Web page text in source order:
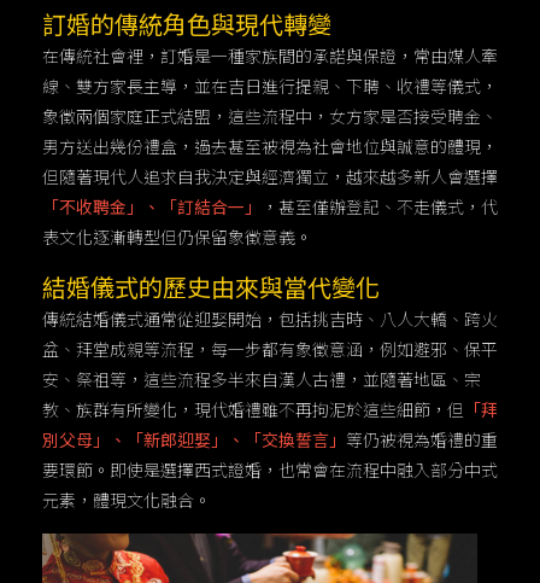
訂婚的傳統角色與現代轉變
在傳統社會裡，訂婚是一種家族間的承諾與保證，常由媒人牽
線、雙方家長主導，並在吉日進行提親、下聘、收禮等儀式，
象徵兩個家庭正式結盟，這些流程中，女方家是否接受聘金、
男方送出幾份禮盒，過去甚至被視為社會地位與誠意的體現，
但隨著現代人追求自我決定與經濟獨立，越來越多新人會選擇
「不收聘金」、「訂結合一」
，甚至僅辦登記、不走儀式，代
表文化逐漸轉型但仍保留象徵意義。
結婚儀式的歷史由來與當代變化
傳統結婚儀式通常從迎娶開始，包括挑吉時、八人大轎、跨火
盆、拜堂成親等流程，每一步都有象徵意涵，例如避邪、保平
安、祭祖等，這些流程多半來自漢人古禮，並隨著地區、宗
教、族群有所變化，現代婚禮雖不再拘泥於這些細節，但 「拜
別父母」、「新郎迎娶」、「交換誓言」 等仍被視為婚禮的重
要環節。即使是選擇西式證婚，也常會在流程中融入部分中式
元素，體現文化融合。